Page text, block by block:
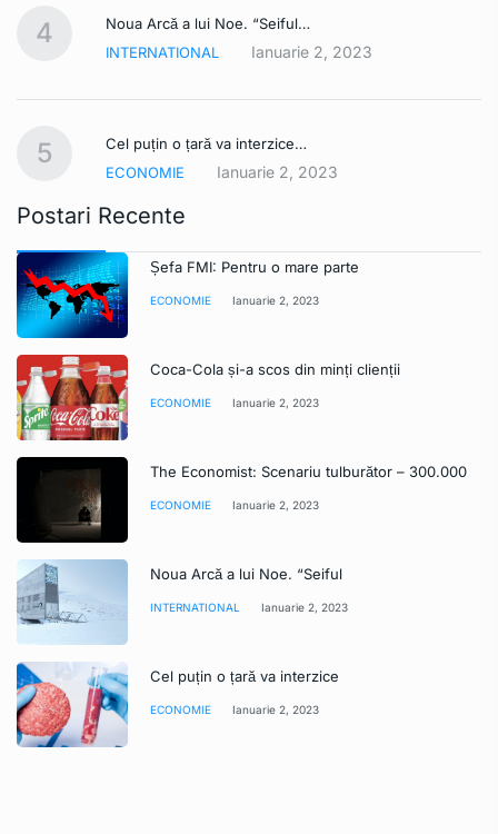
4
Noua Arcă a lui Noe. “Seiful…
INTERNATIONAL
Ianuarie 2, 2023
5
Cel puțin o țară va interzice…
ECONOMIE
Ianuarie 2, 2023
Postari Recente
Șefa FMI: Pentru o mare parte
ECONOMIE Ianuarie 2, 2023
Coca-Cola și-a scos din minți clienții
ECONOMIE Ianuarie 2, 2023
The Economist: Scenariu tulburător – 300.000
ECONOMIE Ianuarie 2, 2023
Noua Arcă a lui Noe. “Seiful
INTERNATIONAL Ianuarie 2, 2023
Cel puțin o țară va interzice
ECONOMIE Ianuarie 2, 2023